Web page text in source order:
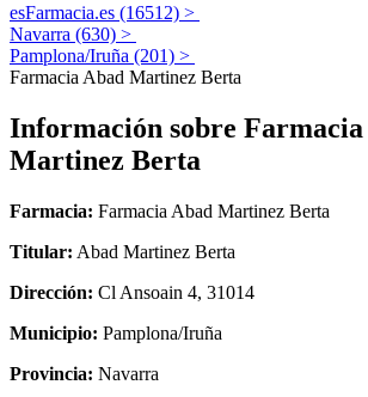
esFarmacia.es (16512) >
Navarra (630) >
Pamplona/Iruña (201) >
Farmacia Abad Martinez Berta
Información sobre Farmacia
Martinez Berta
Farmacia: Farmacia Abad Martinez Berta
Titular: Abad Martinez Berta
Dirección: Cl Ansoain 4, 31014
Municipio: Pamplona/Iruña
Provincia: Navarra